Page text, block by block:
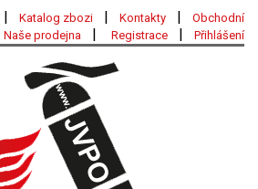
| Katalog zbozi | Kontakty |
Obchodní
Naše prodejna | Registrace | Přihlášení